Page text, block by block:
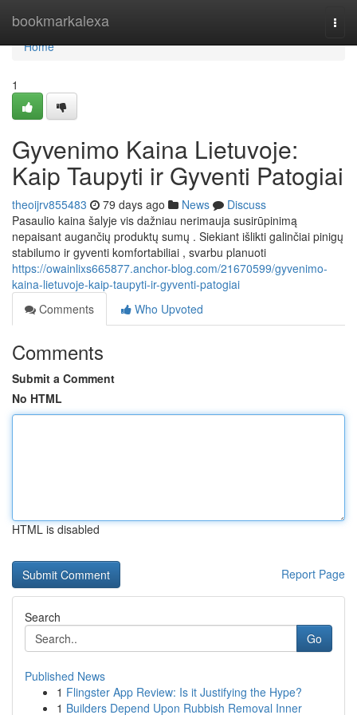
bookmarkalexa
Home
Home
1
Gyvenimo Kaina Lietuvoje:
Kaip Taupyti ir Gyventi Patogiai
theoijrv855483 79 days ago News
Discuss
Pasaulio kaina šalyje vis dažniau nerimauja susirūpinimą
nepaisant augančių produktų sumų . Siekiant išlikti galinčiai pinigų
stabilumo ir gyventi komfortabiliai , svarbu planuoti
https://owainlixs665877.anchor-blog.com/21670599/gyvenimo-
kaina-lietuvoje-kaip-taupyti-ir-gyventi-patogiai
Comments
Who Upvoted
Comments
Submit a Comment
No HTML
HTML is disabled
Report Page
Search
Go
Published News
1 Flingster App Review: Is it Justifying the Hype?
1 Builders Depend Upon Rubbish Removal Inner